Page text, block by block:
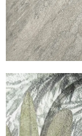
Touch
Acabado con trama
que aporta calidez y